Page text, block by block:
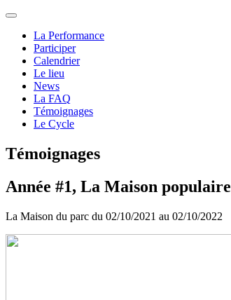
La Performance
Participer
Calendrier
Le lieu
News
La FAQ
Témoignages
Le Cycle
Témoignages
Année #1, La Maison populaire
La Maison du parc du 02/10/2021 au 02/10/2022